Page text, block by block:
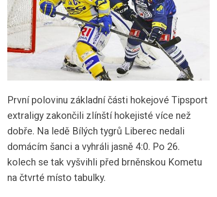
První polovinu základní části hokejové Tipsport
extraligy zakončili zlínští hokejisté více než
dobře. Na ledě Bílých tygrů Liberec nedali
domácím šanci a vyhráli jasně 4:0. Po 26.
kolech se tak vyšvihli před brněnskou Kometu
na čtvrté místo tabulky.